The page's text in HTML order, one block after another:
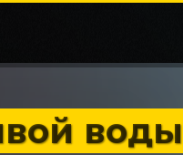
воды